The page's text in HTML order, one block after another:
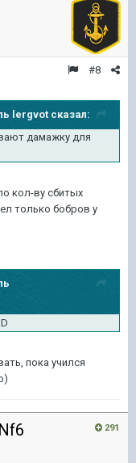
#8
lergvot сказал:
дамажку для
кол-ву сбитых
только бобров у
пока учился
291